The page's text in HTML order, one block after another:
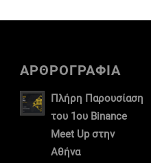
ΑΡΘΡΟΓΡΑΦΙΑ
Πλήρη Παρουσίαση
του 1ου Binance
Meet Up στην
Αθήνα